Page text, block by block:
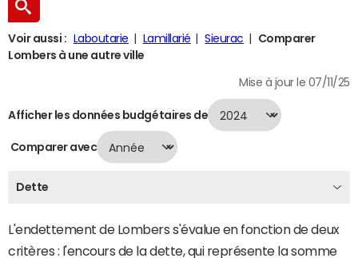
Voir aussi : Laboutarie Lamillarié Sieurac
Comparer
Lombers à une autre ville
Mise à jour le 07/11/25
Afficher les données budgétaires de
Comparer avec
Dette
L'endettement de Lombers s'évalue en fonction de deux
critères : l'encours de la dette, qui représente la somme